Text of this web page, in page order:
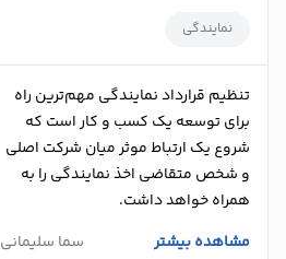
نمایندگی
تنظیم قرارداد نمایندگی مهم‌ترین راه
برای توسعه یک کسب و کار است که
شروع یک ارتباط موثر میان شرکت اصلی
و شخص متقاضی اخذ نمایندگی را به
همراه خواهد داشت.
مشاهده بیشتر
سما سلیمانی